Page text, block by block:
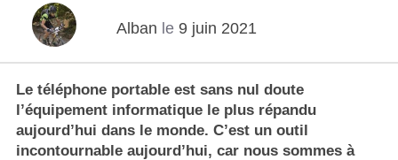
Alban le 9 juin 2021
Le téléphone portable est sans nul doute
l’équipement informatique le plus répandu
aujourd’hui dans le monde. C’est un outil
incontournable aujourd’hui, car nous sommes à